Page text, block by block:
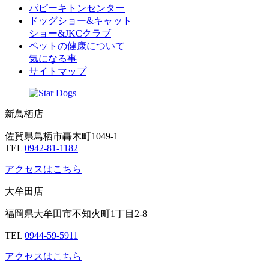
パピーキトンセンター
ドッグショー&キャット
ショー&JKCクラブ
ペットの健康について
気になる事
サイトマップ
新鳥栖店
佐賀県鳥栖市轟木町1049-1
TEL 0942-81-1182
アクセスはこちら
大牟田店
福岡県大牟田市不知火町1丁目2-8
TEL 0944-59-5911
アクセスはこちら